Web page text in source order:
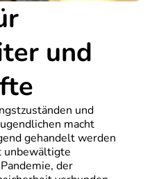
und
und
macht
gehandelt werden
unbewältigte
der